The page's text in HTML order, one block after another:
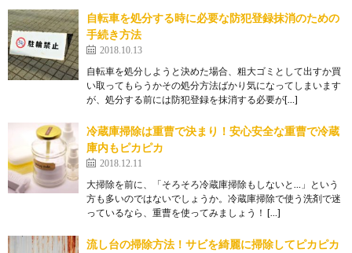
自転車を処分する時に必要な防犯登録抹消のための
手続き方法
2018.10.13
自転車を処分しようと決めた場合、粗大ゴミとして出すか買
い取ってもらうかその処分方法ばかり気になってしまいます
が、処分する前には防犯登録を抹消する必要が[…]
冷蔵庫掃除は重曹で決まり！安心安全な重曹で冷蔵
庫内もピカピカ
2018.12.11
大掃除を前に、「そろそろ冷蔵庫掃除もしないと…」という
方も多いのではないでしょうか。冷蔵庫掃除で使う洗剤で迷
っているなら、重曹を使ってみましょう！ […]
流し台の掃除方法！サビを綺麗に掃除してピカピカ